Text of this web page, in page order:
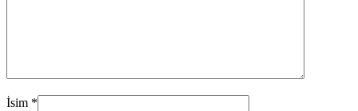
İsim *